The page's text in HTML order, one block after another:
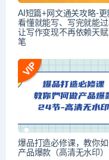
AI短篇+网文通关攻略-更
看懂就能写、写完就能过
让写作变现不再依赖天
笔
爆品打造必修课，教你
产品爆款（高清无水印）